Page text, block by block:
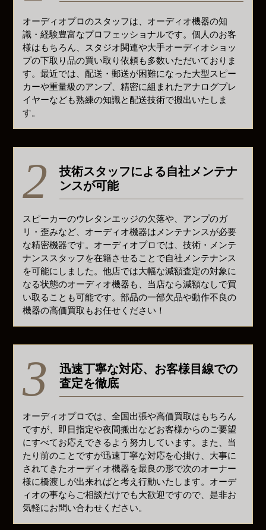
オーディオプロのスタッフは、オーディオ機器の知
識・経験豊富なプロフェッショナルです。個人のお客
様はもちろん、スタジオ関連や大手オーディオショッ
プの下取り品の買い取り依頼も多数いただいておりま
す。最近では、配送・郵送が困難になった大型スピー
カーや重量級のアンプ、精密に組まれたアナログプレ
イヤーなども熟練の知識と配送技術で搬出いたしま
す。
技術スタッフによる自社メンテナ
ンスが可能
スピーカーのウレタンエッジの欠落や、アンプのガ
リ・歪みなど、オーディオ機器はメンテナンスが必要
な精密機器です。オーディオプロでは、技術・メンテ
ナンススタッフを在籍させることで自社メンテナンス
を可能にしました。他店では大幅な減額査定の対象に
なる状態のオーディオ機器も、当店なら減額なしで買
い取ることも可能です。部品の一部欠品や動作不良の
機器の高価買取もお任せください！
迅速丁寧な対応、お客様目線での
査定を徹底
オーディオプロでは、全国出張や高価買取はもちろん
ですが、即日指定や夜間搬出などお客様からのご要望
にすべてお応えできるよう努力しています。また、当
たり前のことですが迅速丁寧な対応を心掛け、大事に
されてきたオーディオ機器を最良の形で次のオーナー
様に橋渡しが出来ればと考え行動いたします。オーデ
ィオの事ならご相談だけでも大歓迎ですので、是非お
気軽にお問い合わせください。